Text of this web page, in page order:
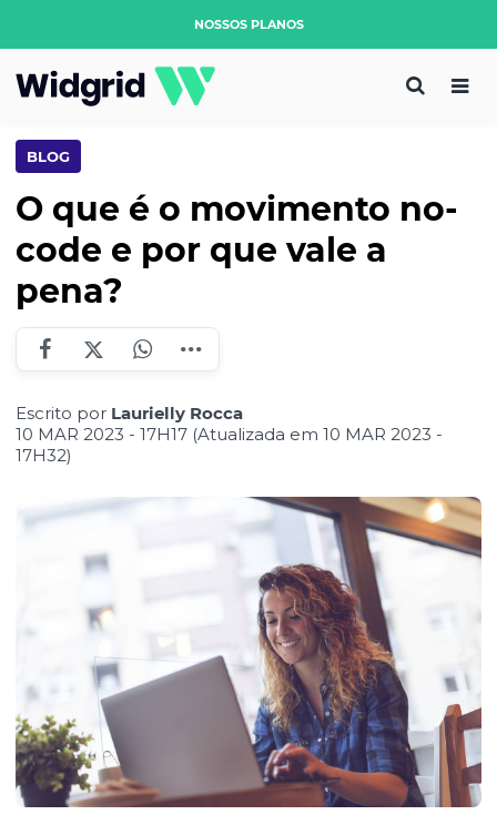
NOSSOS PLANOS
BLOG
O que é o movimento no-
code e por que vale a
pena?
Escrito por Laurielly Rocca
10 MAR 2023 - 17H17 (Atualizada em 10 MAR 2023 -
17H32)